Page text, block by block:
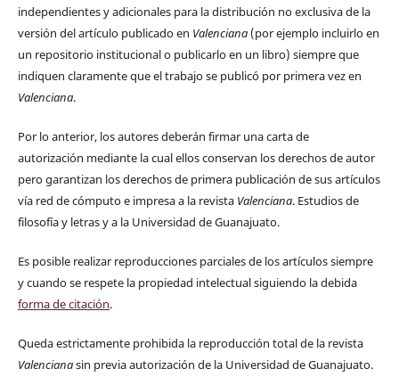
independientes y adicionales para la distribución no exclusiva de la
versión del artículo publicado en Valenciana(por ejemplo incluirlo en
un repositorio institucional o publicarlo en un libro) siempre que
indiquen claramente que el trabajo se publicó por primera vez en
Valenciana.
Por lo anterior, los autores deberán firmar una carta de
autorización mediante la cual ellos conservan los derechos de autor
pero garantizan los derechos de primera publicación de sus artículos
vía red de cómputo e impresa a la revista Valenciana. Estudios de
filosofía y letras y a la Universidad de Guanajuato.
Es posible realizar reproducciones parciales de los artículos siempre
y cuando se respete la propiedad intelectual siguiendo la debida
forma de citación.
Queda estrictamente prohibida la reproducción total de la revista
Valencianasin previa autorización de la Universidad de Guanajuato.